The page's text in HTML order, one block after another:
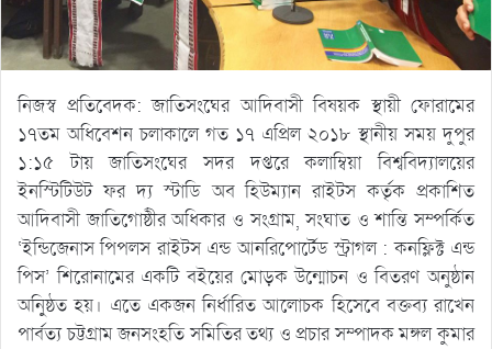
নিজস্ব প্রতিবেদক: জাতিসংঘের আদিবাসী বিষয়ক স্থায়ী ফোরামের
১৭তম অধিবেশন চলাকালে গত ১৭ এপ্রিল ২০১৮ স্থানীয় সময় দুপুর
১:১৫ টায় জাতিসংঘের সদর দপ্তরে কলাম্বিয়া বিশ্ববিদ্যালয়ের
ইনস্টিটিউট ফর দ্য স্টাডি অব হিউম্যান রাইটস কর্তৃক প্রকাশিত
আদিবাসী জাতিগোষ্ঠীর অধিকার ও সংগ্রাম, সংঘাত ও শান্তি সম্পর্কিত
‘ইন্ডিজেনাস পিপলস রাইটস এন্ড আনরিপোর্টেড স্ট্রাগল : কনফ্লিক্ট এন্ড
পিস’ শিরোনামের একটি বইয়ের মোড়ক উন্মোচন ও বিতরণ অনুষ্ঠান
অনু্িষ্ঠত হয়। এতে একজন নির্ধারিত আলোচক হিসেবে বক্তব্য রাখেন
পার্বত্য চট্টগ্রাম জনসংহতি সমিতির তথ্য ও প্রচার সম্পাদক মঙ্গল কুমার